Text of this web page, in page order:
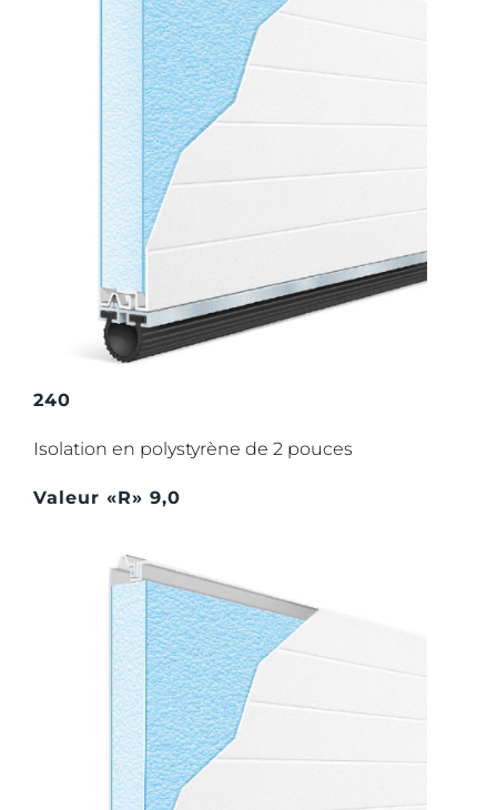
240
Isolation en polystyrène de 2 pouces
Valeur «R» 9,0